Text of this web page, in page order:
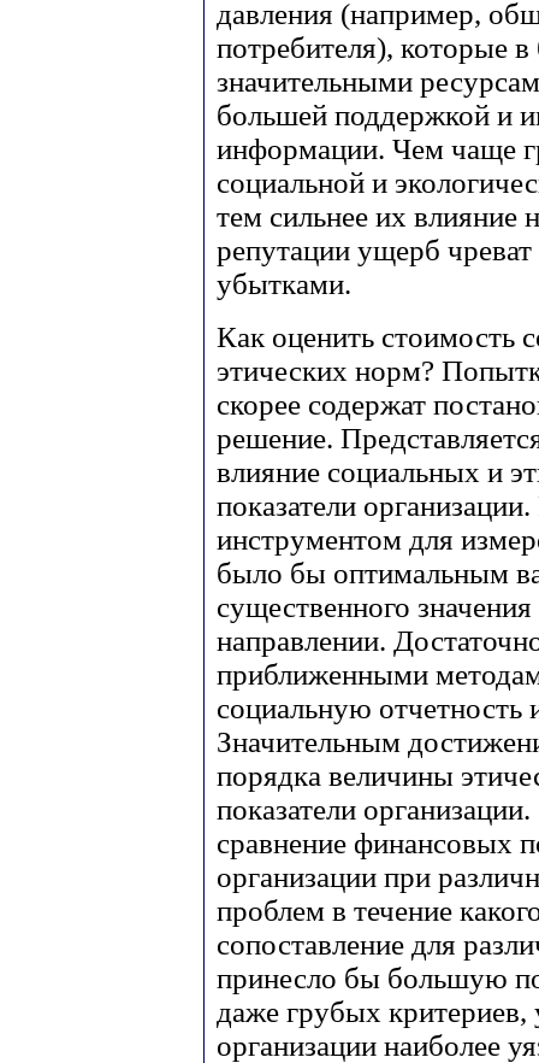
давления (например,
потребителя), которые
значительными
большей поддержкой и
информации. Чем чаще
социальной и
тем сильнее их
репутации ущерб
убытками.
Как оценить стоимость
этических норм?
скорее содержат
решение.
влияние социальных и
показатели
инструментом для
было бы оптимальным
существенного
направлении.
приближенными
социальную
Значительным
порядка величины
показатели
сравнение финансовых
организации при
проблем в течение
сопоставление для
принесло бы большую
даже грубых
организации наиболее